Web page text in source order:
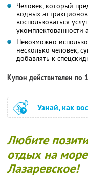
Человек, который
водных
воспользоваться
укомплектованности
Невозможно
несколько человек,
добавлять к
Купон действителен по
Узнай, как
Любите
отдых на
Лазаревское!